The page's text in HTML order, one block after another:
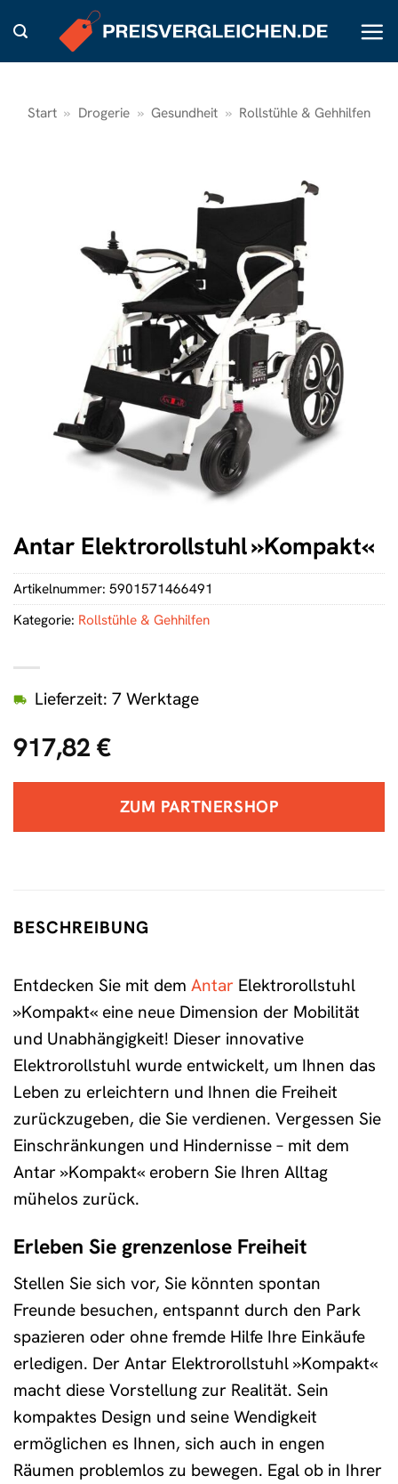
Inhalt
springen
Start » Drogerie » Gesundheit » Rollstühle & Gehhilfen
Antar Elektrorollstuhl »Kompakt«
917,82 €
Lieferzeit: 7 Werktage
ZUM PARTNERSHOP
Artikelnummer: 5901571466491
Kategorie: Rollstühle & Gehhilfen
BESCHREIBUNG
Entdecken Sie mit dem Antar Elektrorollstuhl
»Kompakt« eine neue Dimension der Mobilität
und Unabhängigkeit! Dieser innovative
Elektrorollstuhl wurde entwickelt, um Ihnen das
Leben zu erleichtern und Ihnen die Freiheit
zurückzugeben, die Sie verdienen. Vergessen Sie
Einschränkungen und Hindernisse – mit dem
Antar »Kompakt« erobern Sie Ihren Alltag
mühelos zurück.
Erleben Sie grenzenlose Freiheit
Stellen Sie sich vor, Sie könnten spontan
Freunde besuchen, entspannt durch den Park
spazieren oder ohne fremde Hilfe Ihre Einkäufe
erledigen. Der Antar Elektrorollstuhl »Kompakt«
macht diese Vorstellung zur Realität. Sein
kompaktes Design und seine Wendigkeit
ermöglichen es Ihnen, sich auch in engen
Räumen problemlos zu bewegen. Egal ob in Ihrer